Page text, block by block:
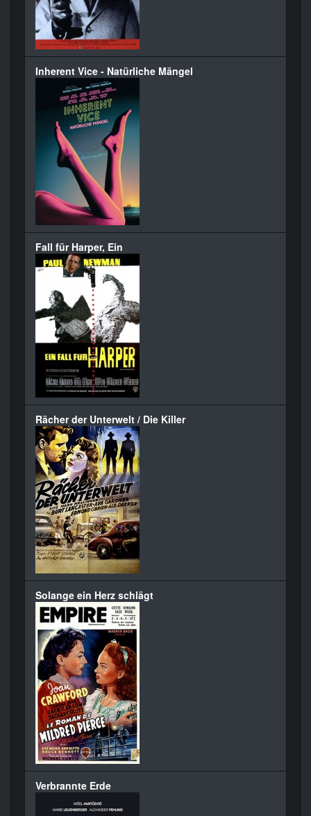
Inherent Vice - Natürliche Mängel
Fall für Harper, Ein
Rächer der Unterwelt / Die Killer
Solange ein Herz schlägt
Verbrannte Erde